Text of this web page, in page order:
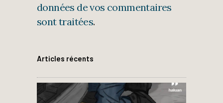
données de vos commentaires
sont traitées.
Articles récents